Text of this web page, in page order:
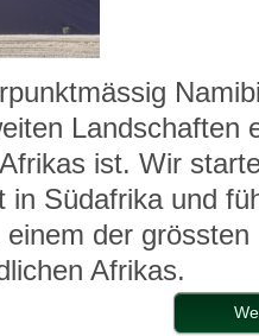
Landschaften
ist. Wir
in Südafrika und
der grössten
Afrikas.